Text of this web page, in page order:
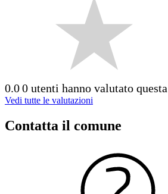
0.00 utenti hanno valutato
Vedi tutte le valutazioni
Contatta il comune